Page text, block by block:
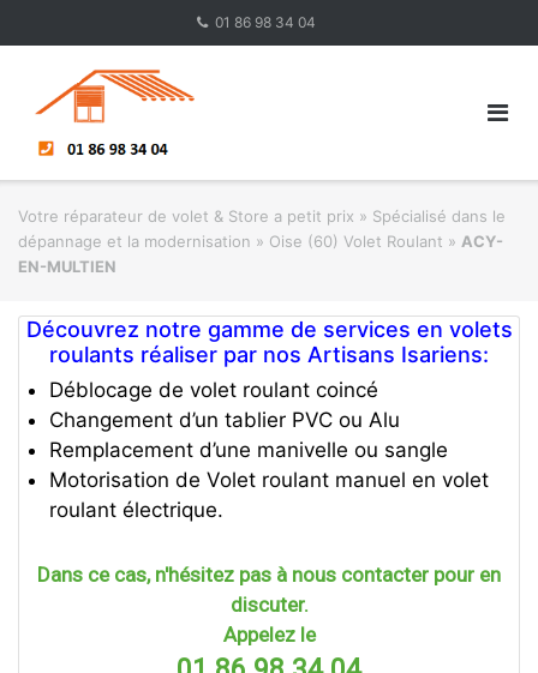
01 86 98 34 04
Votre réparateur de volet & Store a petit prix » Spécialisé dans le
dépannage et la modernisation » Oise (60) Volet Roulant » ACY-
EN-MULTIEN
Découvrez notre gamme de services en volets
roulants réaliser par nos Artisans Isariens:
Déblocage de volet roulant coincé
Changement d’un tablier PVC ou Alu
Remplacement d’une manivelle ou sangle
Motorisation de Volet roulant manuel en volet
roulant électrique.
Dans ce cas, n'hésitez pas à nous contacter pour en
discuter.
Appelez le